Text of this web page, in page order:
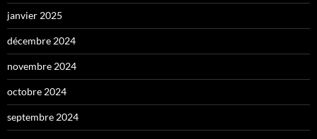
janvier 2025
décembre 2024
novembre 2024
octobre 2024
septembre 2024